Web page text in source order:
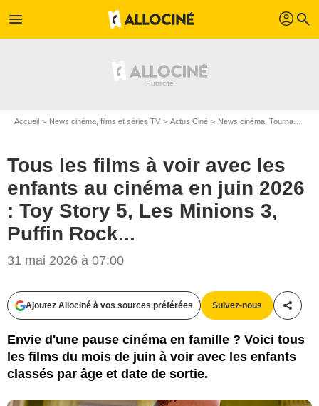
menu profil search
Accueil News cinéma, films et séries TV Actus Ciné News cinéma: Tournages
Tous les films à voir avec les
enfants au cinéma en juin 2026
: Toy Story 5, Les Minions 3,
Puffin Rock...
31 mai 2026 à 07:00
Ajoutez Allociné à vos sources préférées Suivez-nous
Envie d'une pause cinéma en famille ? Voici tous
les films du mois de juin à voir avec les enfants
classés par âge et date de sortie.
Copyright 2025 Disney/Pixar. All Rights Reserved.